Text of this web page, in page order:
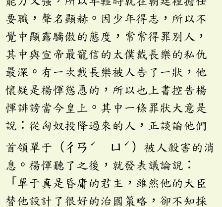
要職，聲名顯赫。因少年得志，所以不
覺中顯露驕傲的態度，常常得罪別人，
其中與宣帝最寵信的太僕戴長樂的私仇
最深。有一次戴長樂被人告了一狀，他
懷疑是楊惲慫恿的，所以也上書控告楊
惲誹謗當今皇上。其中一條罪狀大意是
說：從匈奴投降過來的人，正談論他們
首領單于（ㄔㄢ ˊ ㄩ ˊ ）被人殺害的消
息。楊惲聽了之後，就發表議論說：
「單于真是昏庸的君主，雖然他的大臣
替他設計了很好的治國策略，卻不知採